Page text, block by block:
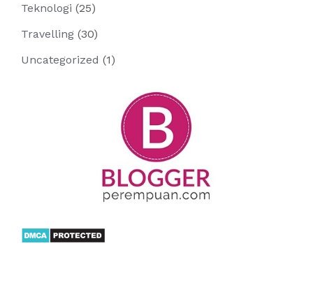
Teknologi (25)
Travelling (30)
Uncategorized (1)